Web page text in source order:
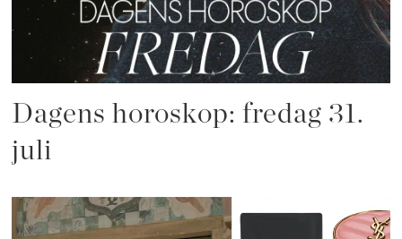
Dagens horoskop: fredag 31.
juli